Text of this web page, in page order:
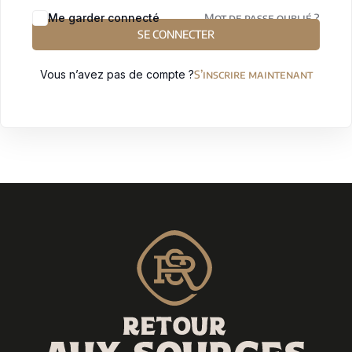
Me garder connecté
Mot de passe oublié ?
SE CONNECTER
Vous n’avez pas de compte ?S’inscrire maintenant
Sign up
Already have an account?